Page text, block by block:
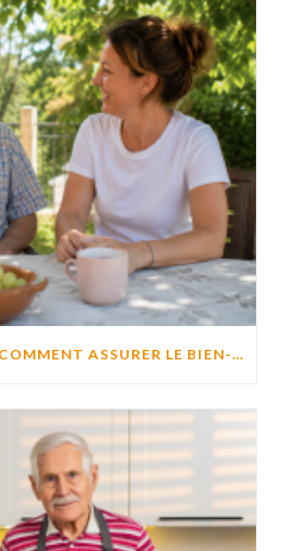
DÉPART EN VACANCES : COMMENT ASSURER LE BIEN-ÊTRE D’UN PROCHE RESTÉ À DOMICILE ?